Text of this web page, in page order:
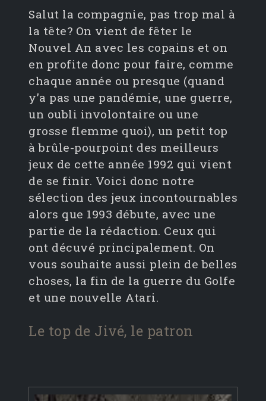
Salut la compagnie, pas trop mal à
la tête? On vient de fêter le
Nouvel An avec les copains et on
en profite donc pour faire, comme
chaque année ou presque (quand
y’a pas une pandémie, une guerre,
un oubli involontaire ou une
grosse flemme quoi), un petit top
à brûle-pourpoint des meilleurs
jeux de cette année 1992 qui vient
de se finir. Voici donc notre
sélection des jeux incontournables
alors que 1993 débute, avec une
partie de la rédaction. Ceux qui
ont décuvé principalement. On
vous souhaite aussi plein de belles
choses, la fin de la guerre du Golfe
et une nouvelle Atari.
Le top de Jivé, le patron